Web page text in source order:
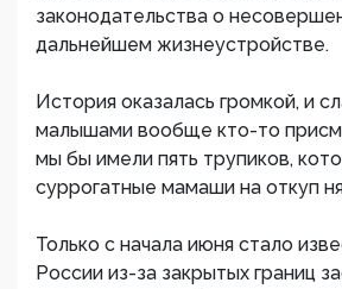
законодательства о
дальнейшем жизнеустройстве.
История оказалась громкой, и
малышами вообще кто-то
мы бы имели пять трупиков,
суррогатные мамаши на откуп
Только с начала июня стало
России из-за закрытых границ